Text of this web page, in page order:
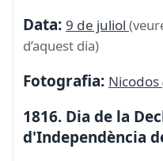
Data: 9 de juliol
d’aquest dia)
Fotografia: Nicodos
1816. Dia de la
d'Independència